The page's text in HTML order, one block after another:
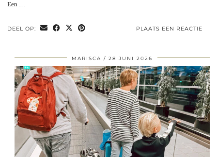
Een …
DEEL OP: PLAATS EEN REACTIE
MARISCA 28 JUNI 2026